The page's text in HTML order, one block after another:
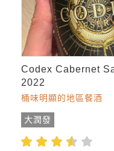
Codex Cabernet
2022
桶味明顯的地區餐酒
大潤發